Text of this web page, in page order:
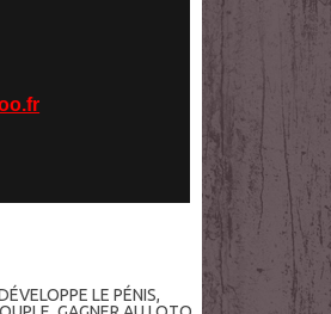
LE PÉNIS,